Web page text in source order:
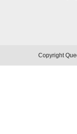
Copyright